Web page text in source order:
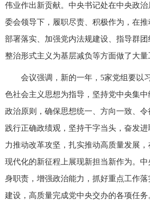
伟业作出新贡献。中央书记处在中央政
委会领导下，履职尽责、积极作为，在
部署落实、加强党内法规建设、指导群团
整治形式主义为基层减负等方面做了大量
会议强调，新的一年，5家党组要以
色社会主义思想为指导，坚持党中央集
政治原则，确保思想统一、方向一致、
践行正确政绩观，坚持干字当头，奋发
力推动改革攻坚，扎实推动高质量发展
现代化的新征程上展现新担当新作为。
身职责，增强政治能力，抓好重点工作
建设，高质量完成党中央交办的各项任务